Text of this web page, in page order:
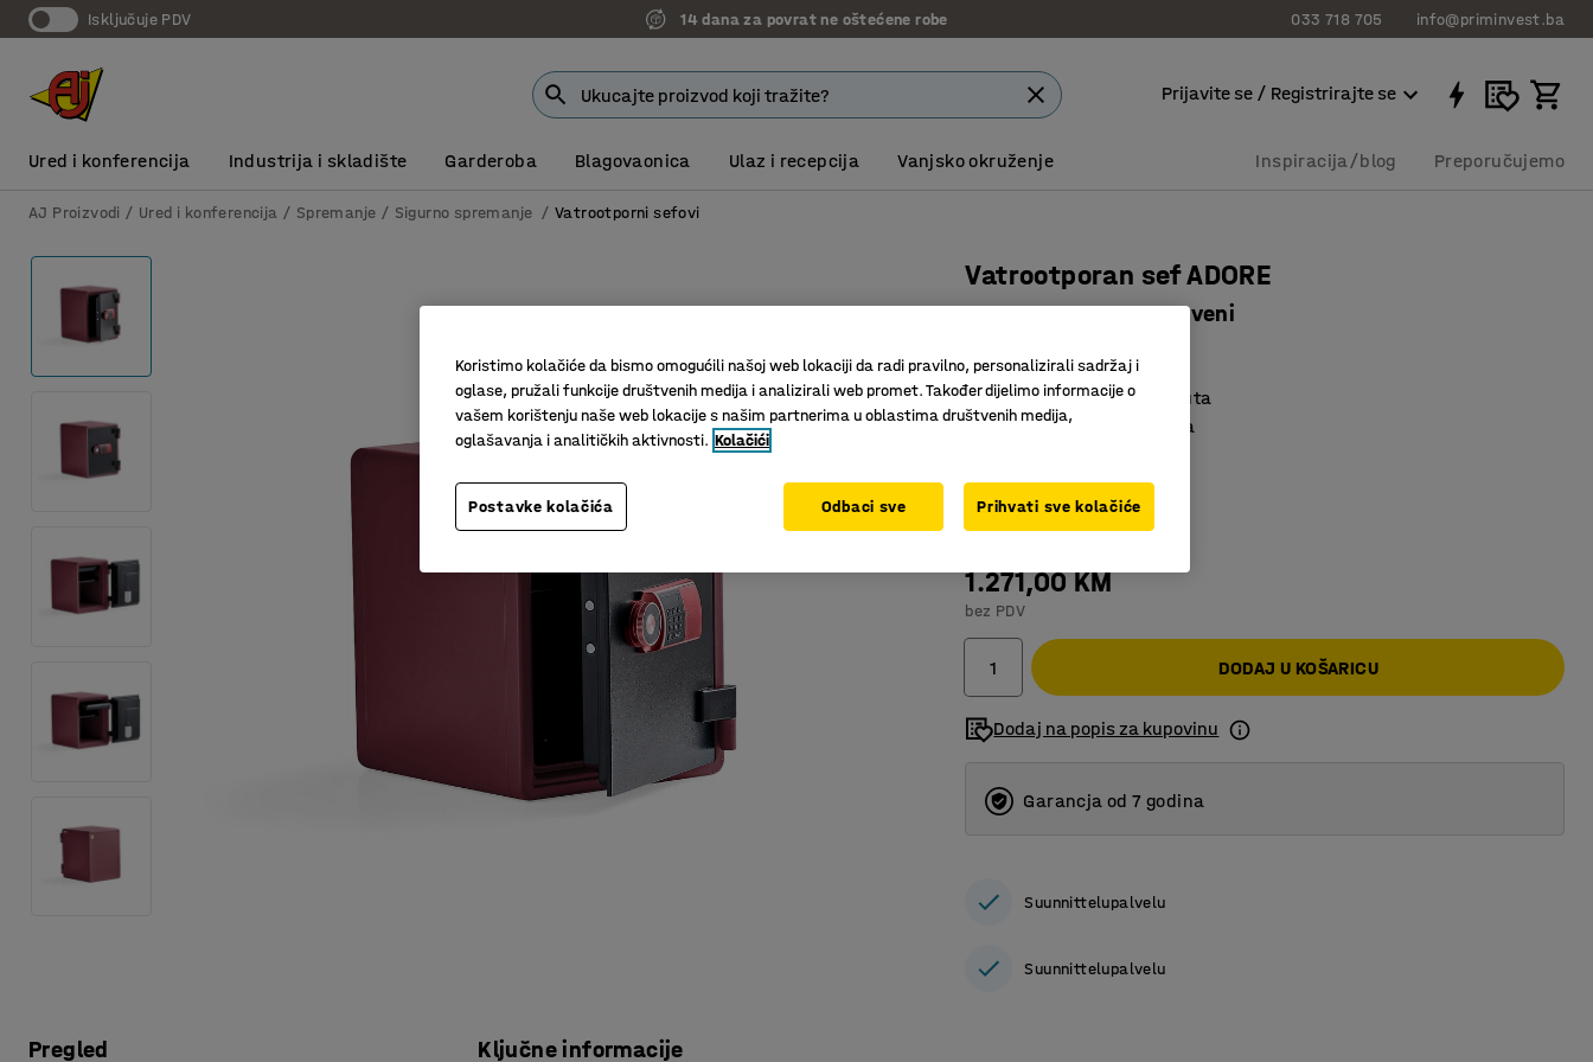
Isključuje PDV 14 dana za povrat ne oštećene robe 033 718 705 info@priminvest.ba
Prijavite se / Registrirajte se
Ured i konferencija Industrija i skladište Garderoba Blagovaonica Ulaz i recepcija Vanjsko okruženje Inspiracija/blog Preporučujemo
AJ Proizvodi Ured i konferencija Spremanje Sigurno spremanje Vatrootporni sefovi
Pregled Ključne informacije
Vatrootporan sef ADORE
520x410x445 mm, crveni
Vatrootporan do 60 minuta
Elektronska kodna brava
Boja:Crvena
1.271,00 KM
bez PDV
DODAJ U KOŠARICU
Dodaj na popis za kupovinu
Garancja od 7 godina
Suunnittelupalvelu
Suunnittelupalvelu
Koristimo kolačiće da bismo omogućili našoj web lokaciji da radi pravilno, personalizirali sadržaj i
oglase, pružali funkcije društvenih medija i analizirali web promet. Također dijelimo informacije o
vašem korištenju naše web lokacije s našim partnerima u oblastima društvenih medija,
oglašavanja i analitičkih aktivnosti. Kolačići
Postavke kolačića Odbaci sve Prihvati sve kolačiće